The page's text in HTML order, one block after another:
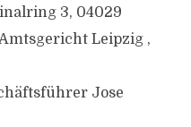
3, 04029
Leipzig ,
Jose